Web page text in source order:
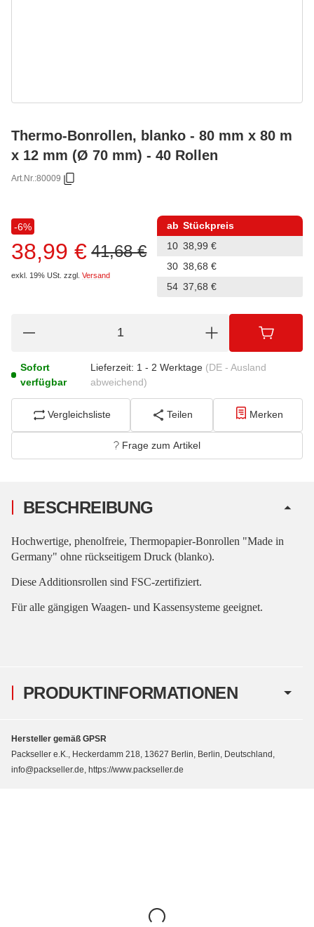
Thermo-Bonrollen, blanko - 80 mm x 80 m
x 12 mm (Ø 70 mm) - 40 Rollen
Art.Nr.:80009
-6%
38,99 € 41,68 €
exkl. 19% USt. zzgl. Versand
ab Stückpreis
10 38,99 €
30 38,68 €
54 37,68 €
Sofort
verfügbar
Lieferzeit: 1 - 2 Werktage (DE - Ausland
abweichend)
Vergleichsliste Teilen Merken
Frage zum Artikel
PRODUKTINFORMATIONEN
BESCHREIBUNG
Hochwertige, phenolfreie, Thermopapier-Bonrollen "Made in
Germany" ohne rückseitigem Druck (blanko).
Diese Additionsrollen sind FSC-zertifiziert.
Für alle gängigen Waagen- und Kassensysteme geeignet.
Hersteller gemäß GPSR
Packseller e.K., Heckerdamm 218, 13627 Berlin, Berlin, Deutschland,
info@packseller.de, https://www.packseller.de